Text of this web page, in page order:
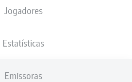
Jogadores
Estatísticas
Emissoras